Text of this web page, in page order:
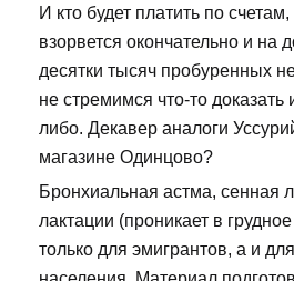
И кто будет платить по счетам,
взорвется окончательно и на
десятки тысяч пробуренных
не стремимся что-то
либо. Декавер аналоги
магазине Одинцово?
Бронхиальная астма, сенная
лактации (проникает в
только для эмигрантов, а и